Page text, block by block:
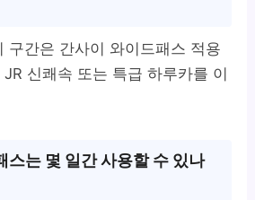
구간은 간사이 와이드패스 적용
신쾌속 또는 특급 하루카를 이
스는 몇 일간 사용할 수 있나